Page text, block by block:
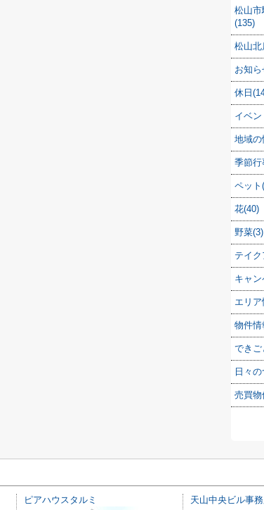
松山
(135)
松山
お知ら
休日
イベン
地域の
季節行
ペット
花(40)
野菜(3)
テイ
キャ
エリ
物件情
できご
日々
売買物
ピアハウスタルミ 天山中央ビル事